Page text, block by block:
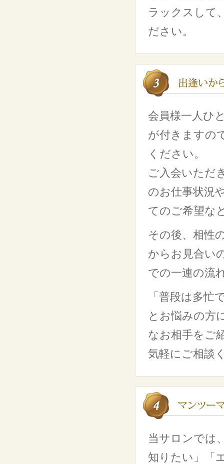
ラックスして
ださい。
会員様一人ひ
が付きますの
ください。
ご入会いただ
のお仕事状況
てのご希望な
その後、相性
からお見合い
での一連の流
「普段は多忙
とお悩みの方
なお相手をご
気軽にご相談
当サロンでは
知りたい」「